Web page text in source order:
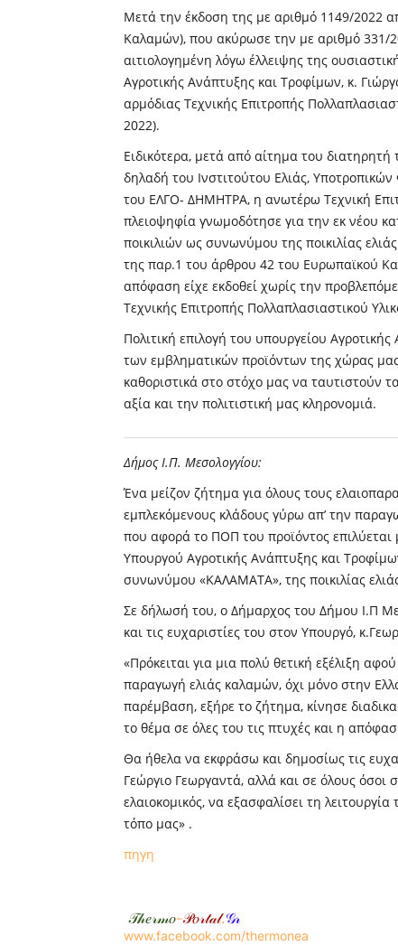
Μετά την έκδοση της με αριθμό 1149/2022
Καλαμών), που ακύρωσε την με αριθμό
αιτιολογημένη λόγω έλλειψης της
Αγροτικής Ανάπτυξης και Τροφίμων, κ.
αρμόδιας Τεχνικής Επιτροπής
2022).
Ειδικότερα, μετά από αίτημα του διατηρητή
δηλαδή του Ινστιτούτου Ελιάς,
του ΕΛΓΟ- ΔΗΜΗΤΡΑ, η ανωτέρω Τεχνική
πλειοψηφία γνωμοδότησε για την εκ νέου
ποικιλιών ως συνωνύμου της ποικιλίας
της παρ.1 του άρθρου 42 του Ευρωπαϊκού
απόφαση είχε εκδοθεί χωρίς την
Τεχνικής Επιτροπής Πολλαπλασιαστικού
Πολιτική επιλογή του υπουργείου
των εμβληματικών προϊόντων της χώρας
καθοριστικά στο στόχο μας να ταυτιστούν
αξία και την πολιτιστική μας κληρονομιά.
Δήμος Ι.Π. Μεσολογγίου:
Ένα μείζον ζήτημα για όλους τους
εμπλεκόμενους κλάδους γύρω απ’ την
που αφορά το ΠΟΠ του προϊόντος
Υπουργού Αγροτικής Ανάπτυξης και
συνωνύμου «ΚΑΛΑΜΑΤΑ», της ποικιλίας
Σε δήλωσή του, ο Δήμαρχος του Δήμου Ι.Π
και τις ευχαριστίες του στον Υπουργό,
«Πρόκειται για μια πολύ θετική εξέλιξη
παραγωγή ελιάς καλαμών, όχι μόνο στην
παρέμβαση, εξήρε το ζήτημα, κίνησε
το θέμα σε όλες του τις πτυχές και η
Θα ήθελα να εκφράσω και δημοσίως τις
Γεώργιο Γεωργαντά, αλλά και σε όλους όσοι
ελαιοκομικός, να εξασφαλίσει τη
τόπο μας» .
πηγη
𝒯𝒽𝑒𝓇𝓂𝑜-𝒫𝑜𝓇𝓉𝒶𝓁.𝒢𝓇
www.facebook.com/thermonea